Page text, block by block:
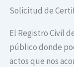
Solicitud de
El Registro Civil
público donde
actos que nos